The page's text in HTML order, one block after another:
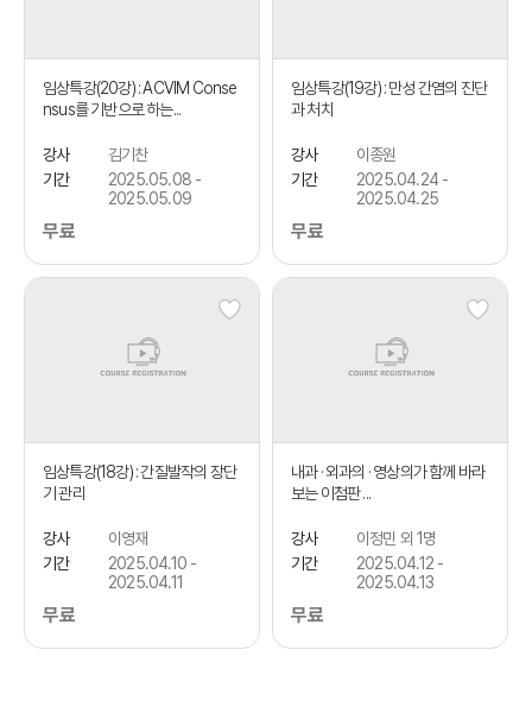
임상특강(20강) : ACVIM Conse
nsus를 기반으로 하는...
강사
김기찬
기간
2025.05.08 -
2025.05.09
무료
임상특강(19강) : 만성 간염의 진단
과 처치
강사
이종원
기간
2025.04.24 -
2025.04.25
무료
임상특강(18강) : 간질발작의 장단
기 관리
강사
이영재
기간
2025.04.10 -
2025.04.11
무료
내과 · 외과의 · 영상의가 함께 바라
보는 이첨판 ...
강사
이정민 외 1명
기간
2025.04.12 -
2025.04.13
무료